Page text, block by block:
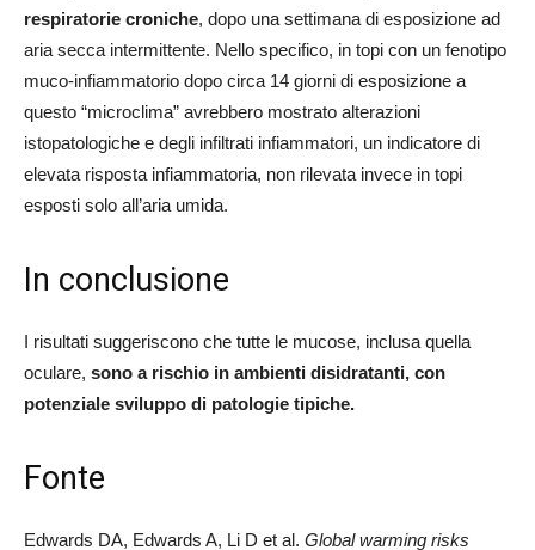
respiratorie croniche, dopo una settimana di esposizione ad
aria secca intermittente. Nello specifico, in topi con un fenotipo
muco-infiammatorio dopo circa 14 giorni di esposizione a
questo “microclima” avrebbero mostrato alterazioni
istopatologiche e degli infiltrati infiammatori, un indicatore di
elevata risposta infiammatoria, non rilevata invece in topi
esposti solo all’aria umida.
In conclusione
I risultati suggeriscono che tutte le mucose, inclusa quella
oculare, sono a rischio in ambienti disidratanti, con
potenziale sviluppo di patologie tipiche.
Fonte
Edwards DA, Edwards A, Li D et al. Global warming risks